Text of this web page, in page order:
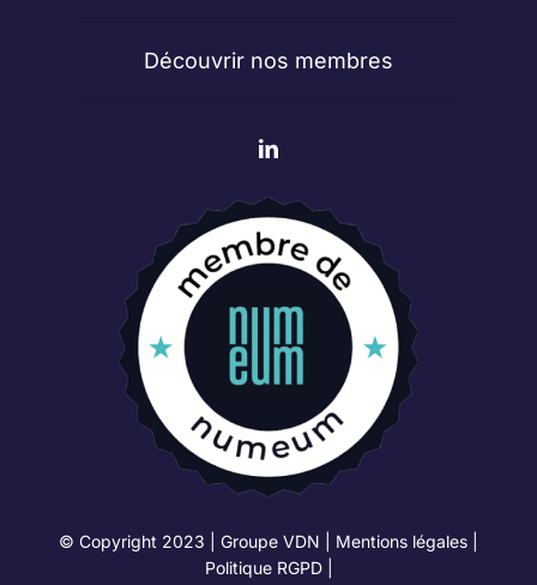
Découvrir nos membres
© Copyright 2023 | Groupe VDN | Mentions légales
Politique RGPD|